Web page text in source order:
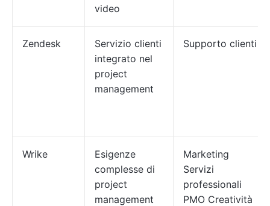
video
Zendesk
Servizio clienti
integrato nel
project
management
Supporto clienti
Wrike
Esigenze
complesse di
project
management
Marketing
Servizi
professionali
PMO Creatività